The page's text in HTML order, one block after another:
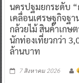
นครปฐมยกระดับ
เคลื่อนเศรษฐกิจฐ
กล้วยไม้ สินค้าเกษ
นักท่องเที่ยวกว่า
ล้านบาท
7 สิงหาคม 2026